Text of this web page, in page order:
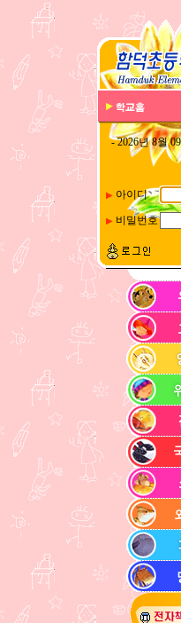
- 2026년 8월
▶ 아이디
▶ 비밀번호